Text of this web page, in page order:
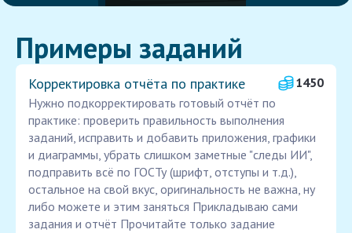
Примеры заданий
Корректировка отчёта по практике
1450
Нужно подкорректировать готовый отчёт по
практике: проверить правильность выполнения
заданий, исправить и добавить приложения, графики
и диаграммы, убрать слишком заметные "следы ИИ",
подправить всё по ГОСТу (шрифт, отступы и т.д.),
остальное на свой вкус, оригинальность не важна, ну
либо можете и этим заняться Прикладываю сами
задания и отчёт Прочитайте только задание